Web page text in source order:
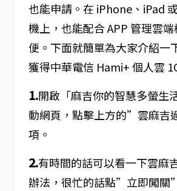
也能申請。在 iPhone、iPad
機上，也能配合 APP 管理雲
便。下面就簡單為大家介紹一
獲得中華電信 Hami+ 個人雲
1.開啟「麻吉你的智慧多螢生
動網頁，點擊上方的”雲麻吉
項。
2.有時間的話可以看一下雲麻
辦法，很忙的話點”立即闖關